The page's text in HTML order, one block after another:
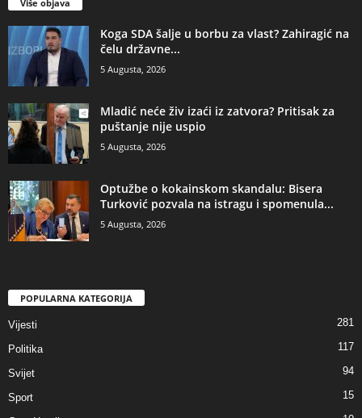
Više objava
​Koga SDA šalje u borbu za vlast? Zahiragić na
čelu državne...
5 Augusta, 2026
​Mladić neće živ izaći iz zatvora? Pritisak za
puštanje nije uspio
5 Augusta, 2026
​Optužbe o kokainskom skandalu: Bisera
Turković pozvala na istragu i spomenula...
5 Augusta, 2026
POPULARNA KATEGORIJA
Vijesti 281
Politika 117
Svijet 94
Sport 15